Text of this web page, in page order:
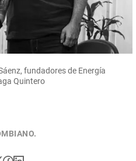
fundadores de Energía
Quintero